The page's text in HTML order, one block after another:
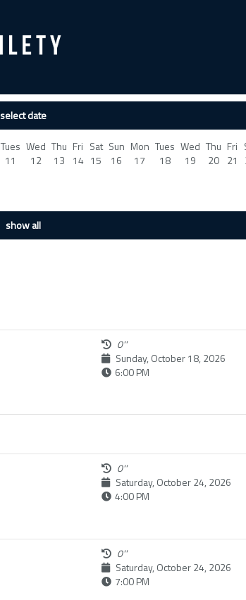
select date
Tues
11
Wed
12
Thu
13
Fri
14
Sat
15
Sun
16
Mon
17
Tues
18
Wed
19
Thu
20
Fri
21
show all
0''
Sunday, October 18, 2026
6:00 PM
0''
Saturday, October 24, 2026
4:00 PM
0''
Saturday, October 24, 2026
7:00 PM